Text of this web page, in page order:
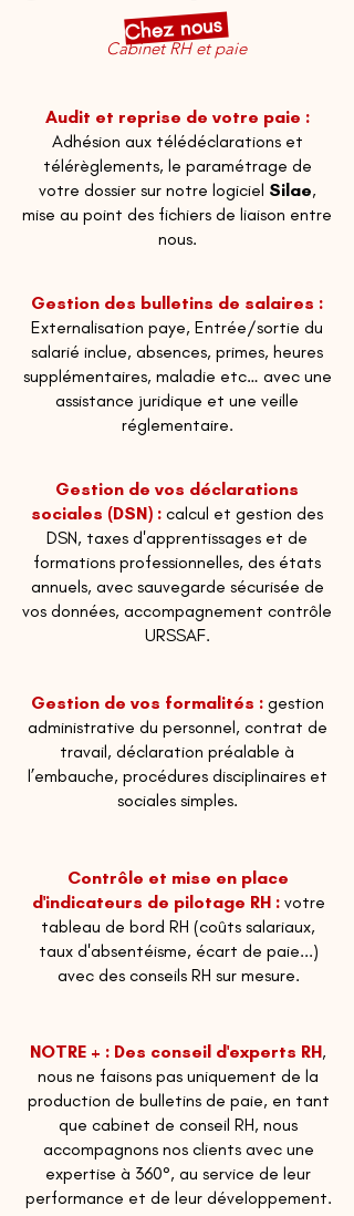
Chez nous
Cabinet RH et paie
Audit et reprise de votre paie :
Adhésion aux télédéclarations et
télérèglements, le paramétrage de
votre dossier sur notre logiciel Silae,
mise au point des fichiers de liaison entre
nous.
Gestion des bulletins de salaires :
Externalisation paye, Entrée/sortie du
salarié inclue, absences, primes, heures
supplémentaires, maladie etc… avec une
assistance juridique et une veille
réglementaire.
Gestion de vos déclarations
sociales (DSN) : calcul et gestion des
DSN, taxes d'apprentissages et de
formations professionnelles, des états
annuels, avec sauvegarde sécurisée de
vos données, accompagnement contrôle
URSSAF.
Gestion de vos formalités :gestion
administrative du personnel, contrat de
travail, déclaration préalable à
l’embauche, procédures disciplinaires et
sociales simples.
Contrôle et mise en place
d'indicateurs de pilotage RH : votre
tableau de bord RH (coûts salariaux,
taux d'absentéisme, écart de paie...)
avec des conseils RH sur mesure.
NOTRE + : Des conseil d'experts RH,
nous ne faisons pas uniquement de la
production de bulletins de paie, en tant
que cabinet de conseil RH, nous
accompagnons nos clients avec une
expertise à 360°, au service de leur
performance et de leur développement.